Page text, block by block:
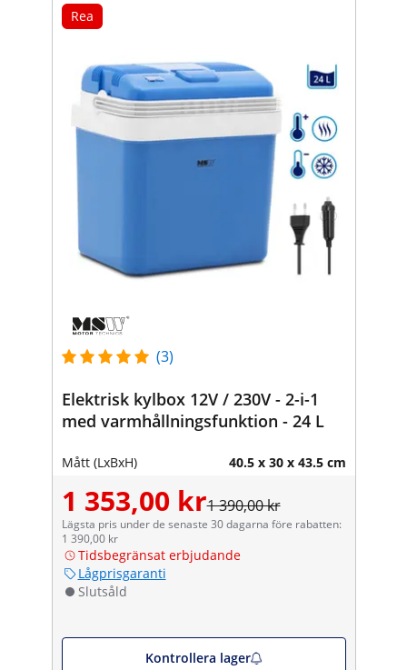
Rea
(3)
Elektrisk kylbox 12V / 230V - 2-i-1
med varmhållningsfunktion - 24 L
Mått (LxBxH) 40.5 x 30 x 43.5 cm
1 353,00 kr1 390,00 kr
Lägsta pris under de senaste 30 dagarna före rabatten:
1 390,00 kr
Tidsbegränsat erbjudande
Lågprisgaranti
Slutsåld
Kontrollera lager